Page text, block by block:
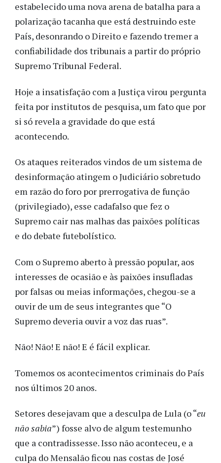
estabelecido uma nova arena de batalha para a
polarização tacanha que está destruindo este
País, desonrando o Direito e fazendo tremer a
confiabilidade dos tribunais a partir do próprio
Supremo Tribunal Federal.
Hoje a insatisfação com a Justiça virou pergunta
feita por institutos de pesquisa, um fato que por
si só revela a gravidade do que está
acontecendo.
Os ataques reiterados vindos de um sistema de
desinformação atingem o Judiciário sobretudo
em razão do foro por prerrogativa de função
(privilegiado), esse cadafalso que fez o
Supremo cair nas malhas das paixões políticas
e do debate futebolístico.
Com o Supremo aberto à pressão popular, aos
interesses de ocasião e às paixões insufladas
por falsas ou meias informações, chegou-se a
ouvir de um de seus integrantes que “O
Supremo deveria ouvir a voz das ruas”.
Não! Não! E não! E é fácil explicar.
Tomemos os acontecimentos criminais do País
nos últimos 20 anos.
Setores desejavam que a desculpa de Lula (o “eu
não sabia”) fosse alvo de algum testemunho
que a contradissesse. Isso não aconteceu, e a
culpa do Mensalão ficou nas costas de José